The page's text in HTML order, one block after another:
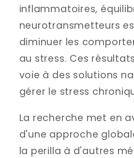
inflammatoires,
neurotransmetteurs
diminuer les
au stress. Ces
voie à des solutions
gérer le stress
La recherche met en
d'une approche
la perilla à d'autres